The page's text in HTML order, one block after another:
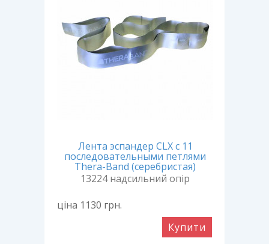
Лента эспандер CLX с 11
последовательными петлями
Thera-Band (серебристая)
13224 надсильний опір
ціна 1130 грн.
Купити